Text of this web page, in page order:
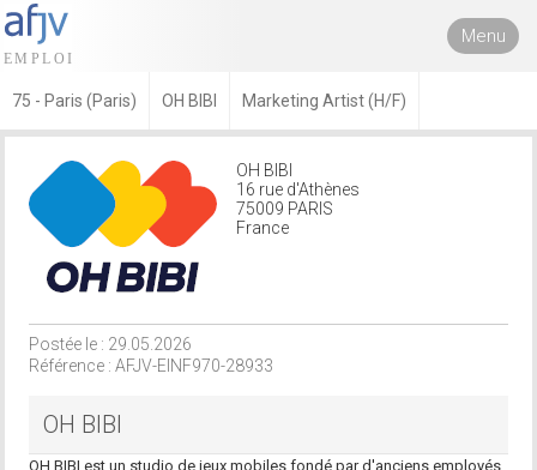
Menu
75 - Paris (Paris) OH BIBI Marketing Artist (H/F)
OH BIBI
16 rue d'Athènes
75009 PARIS
France
Postée le : 29.05.2026
Référence : AFJV-EINF970-28933
OH BIBI
OH BIBI est un studio de jeux mobiles fondé par d'anciens employés